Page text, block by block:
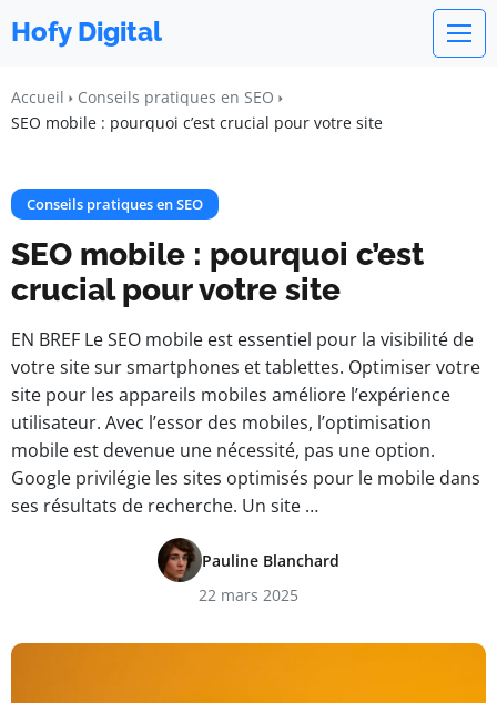
Hofy Digital
Accueil
Conseils pratiques en SEO
SEO mobile : pourquoi c’est crucial pour votre site
Conseils pratiques en SEO
SEO mobile : pourquoi c’est
crucial pour votre site
EN BREF Le SEO mobile est essentiel pour la visibilité de
votre site sur smartphones et tablettes. Optimiser votre
site pour les appareils mobiles améliore l’expérience
utilisateur. Avec l’essor des mobiles, l’optimisation
mobile est devenue une nécessité, pas une option.
Google privilégie les sites optimisés pour le mobile dans
ses résultats de recherche. Un site …
Pauline Blanchard
22 mars 2025